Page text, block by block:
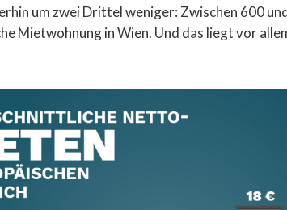
um zwei Drittel weniger: Zwischen 600
Mietwohnung in Wien. Und das liegt vor